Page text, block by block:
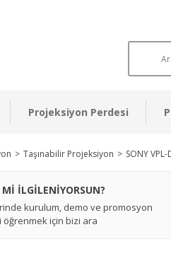
Projeksiyon Perdesi
Taşınabilir Projeksiyon SONY
İLGİLENİYORSUN?
kurulum, demo ve promosyon
için bizi ara